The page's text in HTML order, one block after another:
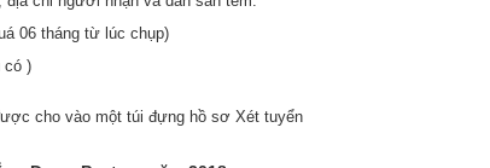
06 tháng từ lúc chụp)
có )
cho vào một túi đựng hồ sơ Xét tuyển